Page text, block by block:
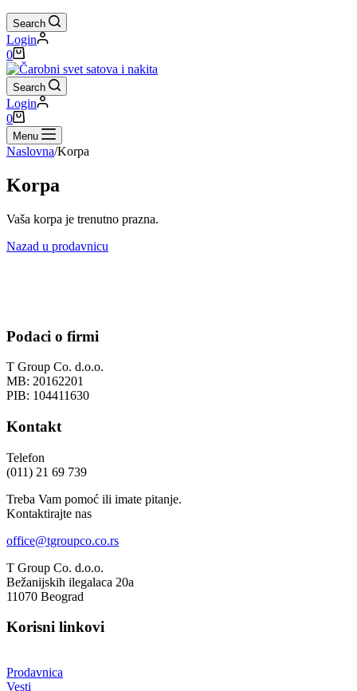
Search
Login
Shopping
cart
0
Search
Login
Shopping
cart
0
Menu
Naslovna/Korpa
Korpa
Vaša korpa je trenutno prazna.
Nazad u prodavnicu
Podaci o firmi
T Group Co. d.o.o.
MB: 20162201
PIB: 104411630
Kontakt
Telefon
(011) 21 69 739
Treba Vam pomoć ili imate pitanje.
Kontaktirajte nas
office@tgroupco.co.rs
T Group Co. d.o.o.
Bežanijskih ilegalaca 20a
11070 Beograd
Korisni linkovi
Prodavnica
Vesti